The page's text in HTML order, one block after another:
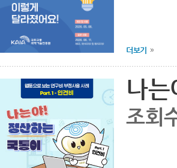
더보기
나
조회